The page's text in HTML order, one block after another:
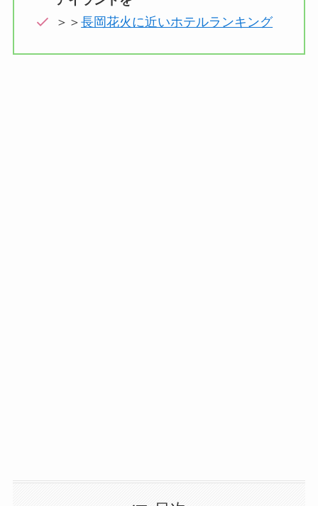
＞＞長岡花火に近いホテルランキング